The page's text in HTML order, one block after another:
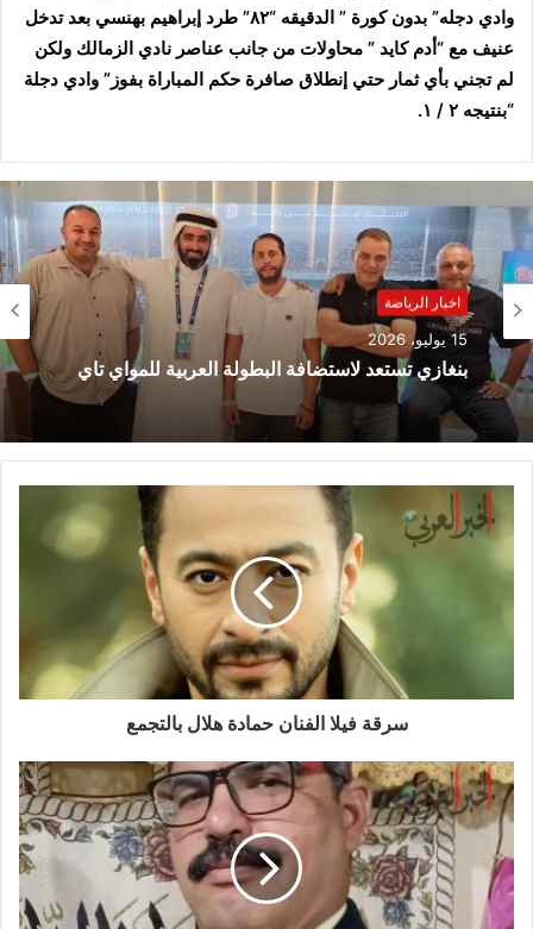
وادي دجله” بدون كورة ” الدقيقه “٨٢” طرد إبراهيم بهنسي بعد تدخل
عنيف مع “أدم كايد ” محاولات من جانب عناصر نادي الزمالك ولكن
لم تجني بأي ثمار حتي إنطلاق صافرة حكم المباراة بفوز” وادي دجلة
“بنتيجه ٢ / ١.
اخبار الرياضة
15 يوليو، 2026
بنغازي تستعد لاستضافة البطولة العربية للمواي تاي
سرقة فيلا الفنان حمادة هلال بالتجمع